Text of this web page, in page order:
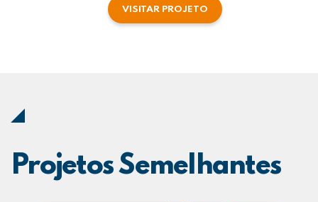
VISITAR PROJETO
Projetos Semelhantes